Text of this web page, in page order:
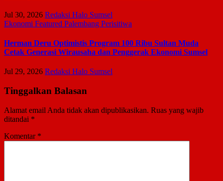
Jul 30, 2026 Redaksi Halo Sumsel
Ekonomi Featured Palembang Perisitiwa
Herman Deru Optimistis Program 100 Ribu Sultan Muda
Cetak Generasi Wirausaha dan Penggerak Ekonomi Sumsel
Jul 29, 2026 Redaksi Halo Sumsel
Tinggalkan Balasan
Alamat email Anda tidak akan dipublikasikan. Ruas yang wajib
ditandai *
Komentar *